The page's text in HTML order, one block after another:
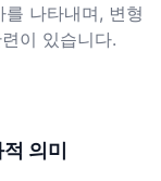
나타내며, 변형
이 있습니다.
의미